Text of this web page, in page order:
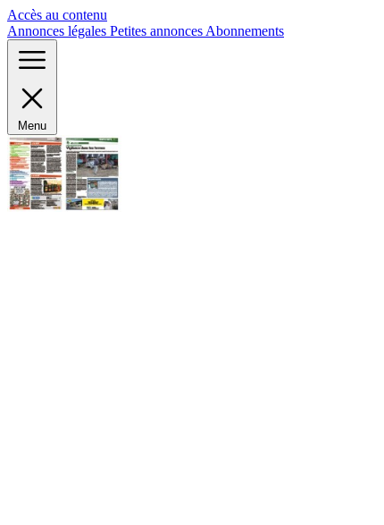
Accès au contenu
Annonces légales Petites annonces Abonnements
Menu
Panneau de gestion des cookies